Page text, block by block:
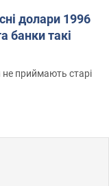
долари 1996
банки такі
приймають старі